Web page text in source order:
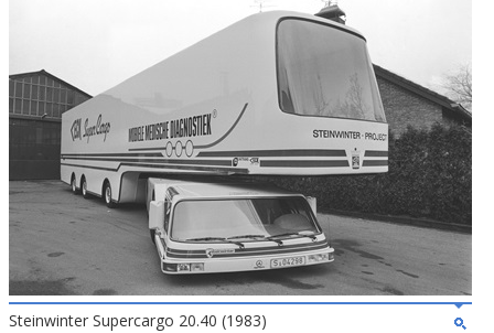
Steinwinter Supercargo 20.40 (1983)